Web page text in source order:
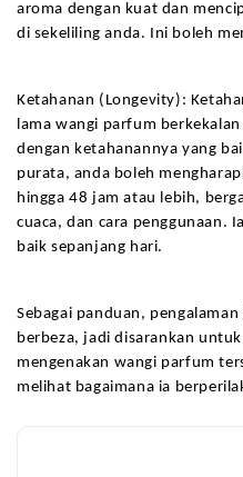
aroma dengan kuat dan
di sekeliling anda. Ini boleh
Ketahanan (Longevity):
lama wangi parfum
dengan ketahanannya yang
purata, anda boleh
hingga 48 jam atau lebih,
cuaca, dan cara penggunaan.
baik sepanjang hari.
Sebagai panduan,
berbeza, jadi disarankan
mengenakan wangi parfum
melihat bagaimana ia